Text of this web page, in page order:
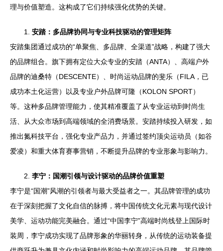
理与价值塑造。这构成了它们持续强化优势的关键。
1. 安踏：多品牌协同与专业科技驱动的管理矩阵
安踏集团通过成功的“单聚焦、多品牌、全渠道”战略，构建了强大
的品牌组合。旗下拥有定位大众专业的安踏（ANTA）、高端户外
品牌的迪桑特（DESCENTE）、时尚运动品牌的斐乐（FILA，已
成功本土化运营）以及专业户外品牌可隆（KOLON SPORT）
等。这种多品牌管理能力，使其精准覆盖了从专业运动到时尚生
活、从大众市场到高端领域的全消费场景。安踏持续投入研发，如
推出氮科技平台，强化专业产品力，并通过签约顶尖运动员（如谷
爱凌）和重大体育赛事营销，不断提升品牌的专业形象与影响力。
2. 李宁：国潮引领与设计驱动的品牌价值重塑
李宁是“国潮”风潮的引领者与最大受益者之一。其品牌管理的成功
在于深刻把握了文化自信的脉搏，将中国传统文化元素与现代设计
美学、运动功能完美融合。通过“中国李宁”高端时尚线登上国际时
装周，李宁成功实现了品牌形象的华丽转身，从传统的运动装备提